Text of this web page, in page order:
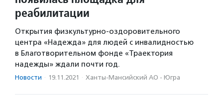
реабилитации
Открытия физкультурно-оздоровительного
центра «Надежда» для людей с инвалидностью
в Благотворительном фонде «Траектория
надежды» ждали почти год.
Новости · 19.11.2021 · Ханты-Мансийский АО - Югра